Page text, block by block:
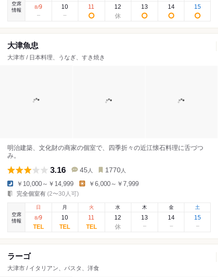
空席
情報
8/9 10 11 12 13 14 15
大津魚忠
大津市 / 日本料理、うなぎ、すき焼き
明治建築、文化財の商家の個室で、四季折々の近江懐石料理に舌づつ
み。
3.16 45 人 1770 人
￥10,000～￥14,999 ￥6,000～￥7,999
完全個室有 (2〜30人可)
空席
情報
日
8/9
月
10
火
11
水
12
木
13
金
14
土
15
ラーゴ
大津市 / イタリアン、パスタ、洋食